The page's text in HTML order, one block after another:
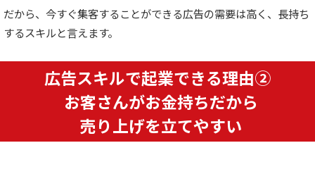
だから、今すぐ集客することができる広告の需要は高く、長持ち
するスキルと言えます。
広告スキルで起業できる理由②
お客さんがお金持ちだから
売り上げを立てやすい